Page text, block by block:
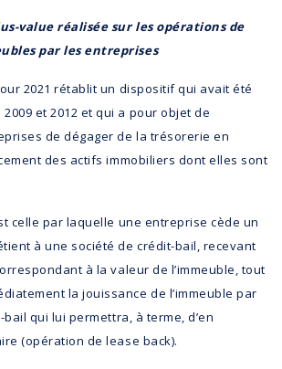
value réalisée sur les opérations de
par les entreprises
2021 rétablit un dispositif qui avait été
et 2012 et qui a pour objet de
de dégager de la trésorerie en
des actifs immobiliers dont elles sont
celle par laquelle une entreprise cède un
à une société de crédit-bail, recevant
à la valeur de l’immeuble, tout
la jouissance de l’immeuble par
qui lui permettra, à terme, d’en
(opération de lease back).